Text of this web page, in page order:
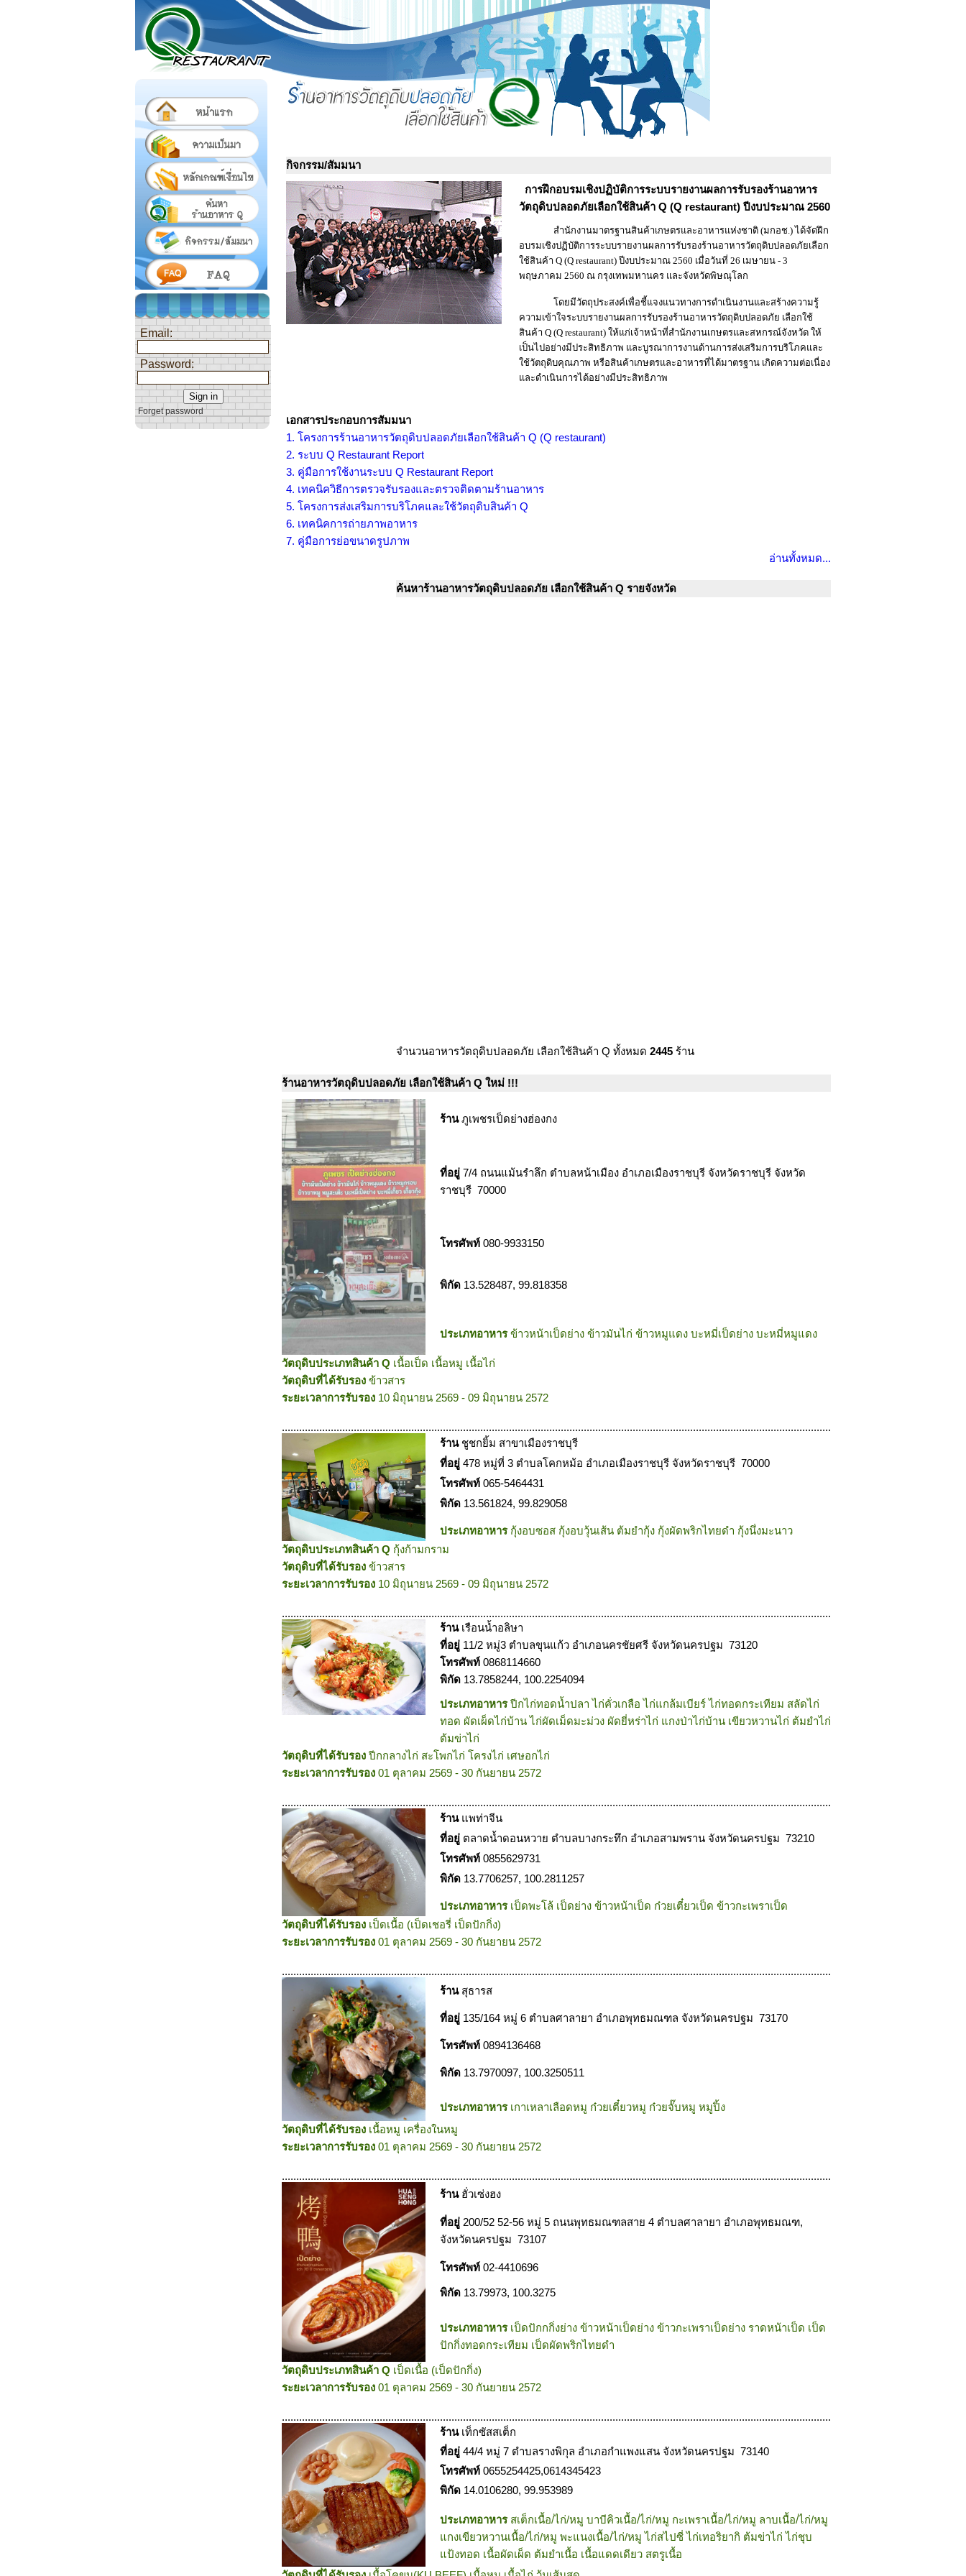
Email:
Password:
Forget password
กิจกรรม/สัมมนา
การฝึกอบรมเชิงปฏิบัติการระบบรายงานผลการรับรองร้านอาหาร
วัตถุดิบปลอดภัยเลือกใช้สินค้า Q (Q restaurant) ปีงบประมาณ 2560
สำนักงานมาตรฐานสินค้าเกษตรและอาหารแห่งชาติ (มกอช.) ได้จัดฝึก
อบรมเชิงปฏิบัติการระบบรายงานผลการรับรองร้านอาหารวัตถุดิบปลอดภัยเลือก
ใช้สินค้า Q (Q restaurant) ปีงบประมาณ 2560 เมื่อวันที่ 26 เมษายน - 3
พฤษภาคม 2560 ณ กรุงเทพมหานคร และจังหวัดพิษณุโลก
โดยมีวัตถุประสงค์เพื่อชี้แจงแนวทางการดำเนินงานและสร้างความรู้
ความเข้าใจระบบรายงานผลการรับรองร้านอาหารวัตถุดิบปลอดภัย เลือกใช้
สินค้า Q (Q restaurant) ให้แก่เจ้าหน้าที่สำนักงานเกษตรและสหกรณ์จังหวัด ให้
เป็นไปอย่างมีประสิทธิภาพ และบูรณาการงานด้านการส่งเสริมการบริโภคและ
ใช้วัตถุดิบคุณภาพ หรือสินค้าเกษตรและอาหารที่ได้มาตรฐาน เกิดความต่อเนื่อง
และดำเนินการได้อย่างมีประสิทธิภาพ
เอกสารประกอบการสัมมนา
1. โครงการร้านอาหารวัตถุดิบปลอดภัยเลือกใช้สินค้า Q (Q restaurant)
2. ระบบ Q Restaurant Report
3. คู่มือการใช้งานระบบ Q Restaurant Report
4. เทคนิควิธีการตรวจรับรองและตรวจติดตามร้านอาหาร
5. โครงการส่งเสริมการบริโภคและใช้วัตถุดิบสินค้า Q
6. เทคนิคการถ่ายภาพอาหาร
7. คู่มือการย่อขนาดรูปภาพ
อ่านทั้งหมด...
ค้นหาร้านอาหารวัตถุดิบปลอดภัย เลือกใช้สินค้า Q รายจังหวัด
จำนวนอาหารวัตถุดิบปลอดภัย เลือกใช้สินค้า Q ทั้งหมด 2445 ร้าน
ร้านอาหารวัตถุดิบปลอดภัย เลือกใช้สินค้า Q ใหม่ !!!
ร้านภูเพชรเป็ดย่างฮ่องกง
ที่อยู่ 7/4 ถนนแม้นรำลึก ตำบลหน้าเมือง อำเภอเมืองราชบุรี จังหวัดราชบุรี จังหวัด
ราชบุรี 70000
โทรศัพท์ 080-9933150
พิกัด 13.528487, 99.818358
ประเภทอาหารข้าวหน้าเป็ดย่าง ข้าวมันไก่ ข้าวหมูแดง บะหมี่เป็ดย่าง บะหมี่หมูแดง
วัตถุดิบประเภทสินค้า Q เนื้อเป็ด เนื้อหมู เนื้อไก่
วัตถุดิบที่ได้รับรอง ข้าวสาร
ระยะเวลาการรับรอง 10 มิถุนายน 2569 - 09 มิถุนายน 2572
...............................................................................................................................................................................................
ร้าน ชูชกยิ้ม สาขาเมืองราชบุรี
ที่อยู่ 478 หมู่ที่ 3 ตำบลโคกหม้อ อำเภอเมืองราชบุรี จังหวัดราชบุรี 70000
โทรศัพท์ 065-5464431
พิกัด 13.561824, 99.829058
ประเภทอาหาร กุ้งอบซอส กุ้งอบวุ้นเส้น ต้มยำกุ้ง กุ้งผัดพริกไทยดำ กุ้งนึ่งมะนาว
วัตถุดิบประเภทสินค้า Q กุ้งก้ามกราม
วัตถุดิบที่ได้รับรอง ข้าวสาร
ระยะเวลาการรับรอง 10 มิถุนายน 2569 - 09 มิถุนายน 2572
...............................................................................................................................................................................................
ร้าน เรือนน้ำอลิษา
ที่อยู่ 11/2 หมู่3 ตำบลขุนแก้ว อำเภอนครชัยศรี จังหวัดนครปฐม 73120
โทรศัพท์ 0868114660
พิกัด 13.7858244, 100.2254094
ประเภทอาหารปีกไก่ทอดน้ำปลา ไก่คั่วเกลือ ไก่แกล้มเบียร์ ไก่ทอดกระเทียม สลัดไก่
ทอด ผัดเผ็ดไก่บ้าน ไก่ผัดเม็ดมะม่วง ผัดยี่หร่าไก่ แกงป่าไก่บ้าน เขียวหวานไก่ ต้มยำไก่
ต้มข่าไก่
วัตถุดิบที่ได้รับรอง ปีกกลางไก่ สะโพกไก่ โครงไก่ เศษอกไก่
ระยะเวลาการรับรอง 01 ตุลาคม 2569 - 30 กันยายน 2572
...............................................................................................................................................................................................
ร้าน แพท่าจีน
ที่อยู่ ตลาดน้ำดอนหวาย ตำบลบางกระทึก อำเภอสามพราน จังหวัดนครปฐม 73210
โทรศัพท์ 0855629731
พิกัด 13.7706257, 100.2811257
ประเภทอาหาร เป็ดพะโล้ เป็ดย่าง ข้าวหน้าเป็ด ก๋วยเตี๋ยวเป็ด ข้าวกะเพราเป็ด
วัตถุดิบที่ได้รับรอง เป็ดเนื้อ (เป็ดเชอรี่ เป็ดปักกิ่ง)
ระยะเวลาการรับรอง 01 ตุลาคม 2569 - 30 กันยายน 2572
...............................................................................................................................................................................................
ร้าน สุธารส
ที่อยู่ 135/164 หมู่ 6 ตำบลศาลายา อำเภอพุทธมณฑล จังหวัดนครปฐม 73170
โทรศัพท์ 0894136468
พิกัด 13.7970097, 100.3250511
ประเภทอาหาร เกาเหลาเลือดหมู ก๋วยเตี๋ยวหมู ก๋วยจั๊บหมู หมูปิ้ง
วัตถุดิบที่ได้รับรอง เนื้อหมู เครื่องในหมู
ระยะเวลาการรับรอง 01 ตุลาคม 2569 - 30 กันยายน 2572
...............................................................................................................................................................................................
ร้าน ฮั่วเซ่งฮง
ที่อยู่ 200/52 52-56 หมู่ 5 ถนนพุทธมณฑลสาย 4 ตำบลศาลายา อำเภอพุทธมณฑ,
จังหวัดนครปฐม 73107
โทรศัพท์ 02-4410696
พิกัด 13.79973, 100.3275
ประเภทอาหาร เป็ดปักกกิ่งย่าง ข้าวหน้าเป็ดย่าง ข้าวกะเพราเป็ดย่าง ราดหน้าเป็ด เป็ด
ปักกิ่งทอดกระเทียม เป็ดผัดพริกไทยดำ
วัตถุดิบประเภทสินค้า Q เป็ดเนื้อ (เป็ดปักกิ่ง)
ระยะเวลาการรับรอง 01 ตุลาคม 2569 - 30 กันยายน 2572
...............................................................................................................................................................................................
ร้าน เท็กซัสสเต็ก
ที่อยู่ 44/4 หมู่ 7 ตำบลรางพิกุล อำเภอกำแพงแสน จังหวัดนครปฐม 73140
โทรศัพท์ 0655254425,0614345423
พิกัด 14.0106280, 99.953989
ประเภทอาหาร สเต็กเนื้อ/ไก่/หมู บาบีคิวเนื้อ/ไก่/หมู กะเพราเนื้อ/ไก่/หมู ลาบเนื้อ/ไก่/หมู
แกงเขียวหวานเนื้อ/ไก่/หมู พะแนงเนื้อ/ไก่/หมู ไก่สไปซี่ ไก่เทอริยากิ ต้มข่าไก่ ไก่ชุบ
แป้งทอด เนื้อผัดเผ็ด ต้มยำเนื้อ เนื้อแดดเดียว สตรูเนื้อ